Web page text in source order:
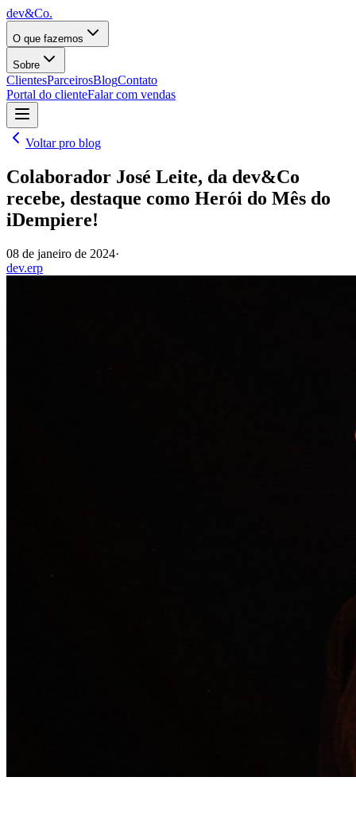
dev&Co.
O que fazemos
Sobre
ClientesParceirosBlogContato
Portal do clienteFalar com vendas
Voltar pro blog
Colaborador José Leite, da dev&Co
recebe, destaque como Herói do Mês do
iDempiere!
08 de janeiro de 2024·
dev.erp